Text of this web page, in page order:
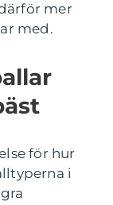
mer
med.
för hur
i